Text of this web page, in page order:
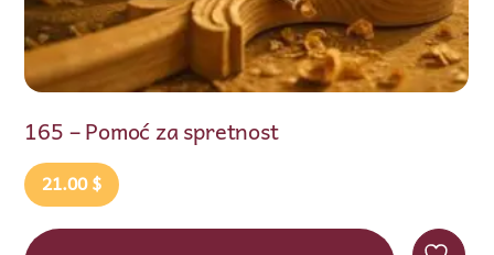
165 – Pomoć za spretnost
21.00$